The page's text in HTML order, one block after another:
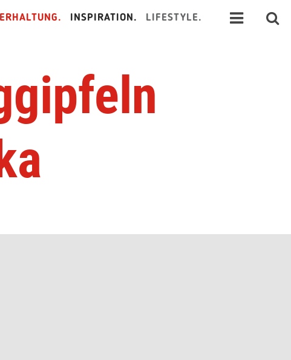
INSPIRATION. LIFESTYLE.